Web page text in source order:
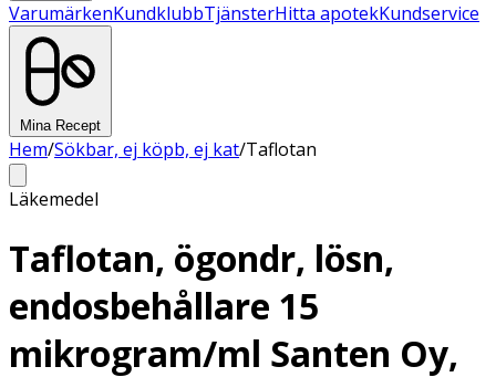
VarumärkenKundklubbTjänsterHitta apotekKundservice
Mina Recept
Hem/Sökbar, ej köpb, ej kat/Taflotan
Läkemedel
Taflotan, ögondr, lösn,
endosbehållare 15
mikrogram/ml Santen Oy,